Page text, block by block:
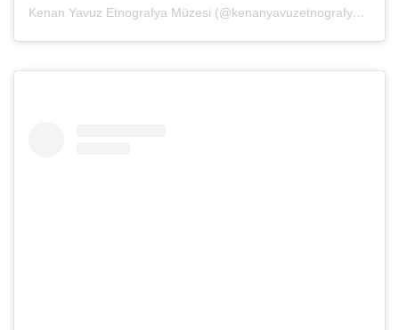
Kenan Yavuz Etnografya Müzesi (@kenanyavuzetnografya)’in paylaştığı bir gönderi